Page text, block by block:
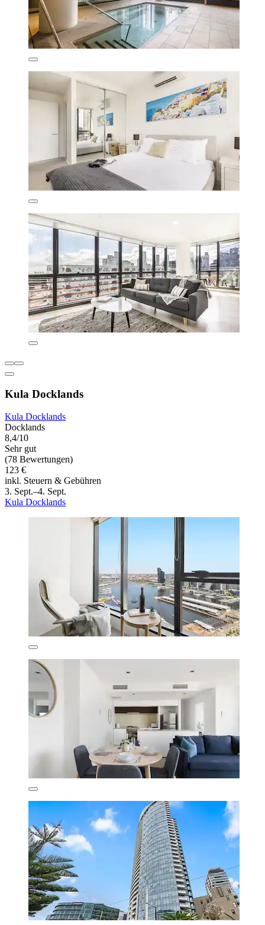
Kula Docklands
Kula Docklands
Docklands
8,4/10
Sehr gut
(78 Bewertungen)
123 €
inkl. Steuern & Gebühren
3. Sept.–4. Sept.
Kula Docklands